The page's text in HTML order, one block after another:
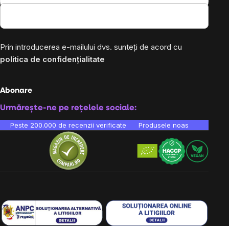
Prin introducerea e-mailului dvs. sunteți de acord cu
politica de confidențialitate
Abonare
Urmărește-ne pe rețelele sociale:
Peste 200.000 de recenzii verificate Produsele noastre sunt